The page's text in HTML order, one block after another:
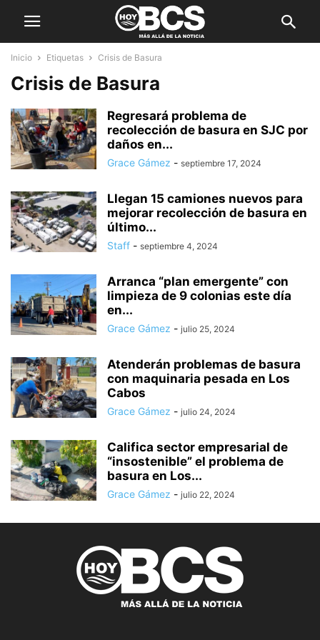
Inicio Etiquetas Crisis de Basura
Crisis de Basura
Regresará problema de
recolección de basura en SJC por
daños en...
Grace Gámez - septiembre 17, 2024
Llegan 15 camiones nuevos para
mejorar recolección de basura en
último...
Staff - septiembre 4, 2024
Arranca “plan emergente” con
limpieza de 9 colonias este día
en...
Grace Gámez - julio 25, 2024
Atenderán problemas de basura
con maquinaria pesada en Los
Cabos
Grace Gámez - julio 24, 2024
Califica sector empresarial de
“insostenible” el problema de
basura en Los...
Grace Gámez - julio 22, 2024